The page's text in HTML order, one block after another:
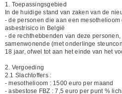
1. Toepassingsgebied
In de huidige stand van zaken van de
- de personen die aan een
asbestrisico in België
- de rechthebbenden van deze
samenwonende (met onderlinge
18 jaar, ofwel tot aan het einde van het
2. Vergoeding
2.1 Slachtoffers :
- mesothelioom : 1500 euro per maand
- asbestose FBZ : 7,5 euro per punt %